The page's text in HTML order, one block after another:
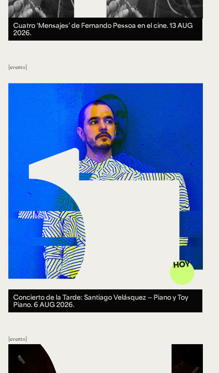
Cuatro ‘Mensajes’ de Fernando Pessoa en el cine.13 AUG
2026.
evento
HOY
Concierto de la Tarde: Santiago Velásquez — Piano y Toy
Piano.6 AUG 2026.
evento